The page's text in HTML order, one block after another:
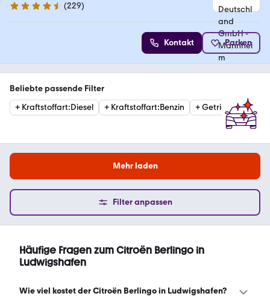
4.3 Sterne
(229)
Kontakt Parken
Beliebte passende Filter
+ Kraftstoffart:Diesel + Kraftstoffart:Benzin +Getriebe:
Mehr laden
Filter anpassen
Häufige Fragen zum Citroën Berlingo in
Ludwigshafen
Wie viel kostet der Citroën Berlingo in Ludwigshafen?